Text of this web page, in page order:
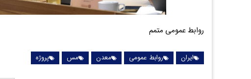
روابط عمومی متمم
ایران روابط عمومی معدن مس پروژه